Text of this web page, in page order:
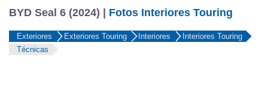
BYD Seal 6 (2024) | Fotos Interiores Touring
Exteriores Exteriores Touring Interiores
Interiores Touring
Técnicas